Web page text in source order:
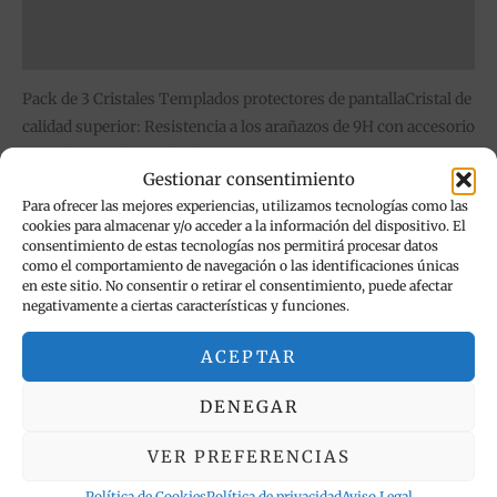
Gestionar consentimiento
Para ofrecer las mejores experiencias, utilizamos tecnologías como las
cookies para almacenar y/o acceder a la información del dispositivo. El
consentimiento de estas tecnologías nos permitirá procesar datos
como el comportamiento de navegación o las identificaciones únicas
en este sitio. No consentir o retirar el consentimiento, puede afectar
negativamente a ciertas características y funciones.
ACEPTAR
DENEGAR
VER PREFERENCIAS
Pack de 3 Cristales Templados protectores de pantallaCristal de
calidad superior: Resistencia a los arañazos de 9H con accesorio
5G/A13 5G/A02/M12/M32 5G/A23/A20S/ REDMI 9A/9C/REDMI
A1/ REALME C31/ C35/OP A77/A17
Productos relacionados
Rango
precios:
Este
tiene